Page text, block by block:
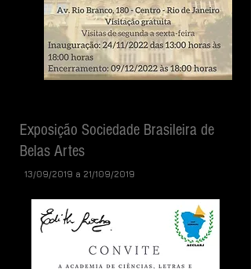
Exposição Sociedade Brasileira de
Belas Artes
13/09/2019 a 21/109/2019